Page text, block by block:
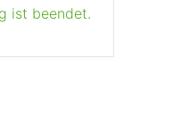
ist beendet.